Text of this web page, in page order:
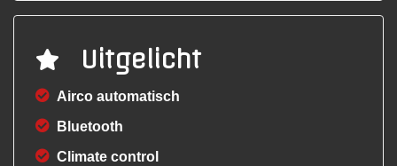
Uitgelicht
Airco automatisch
Bluetooth
Climate control